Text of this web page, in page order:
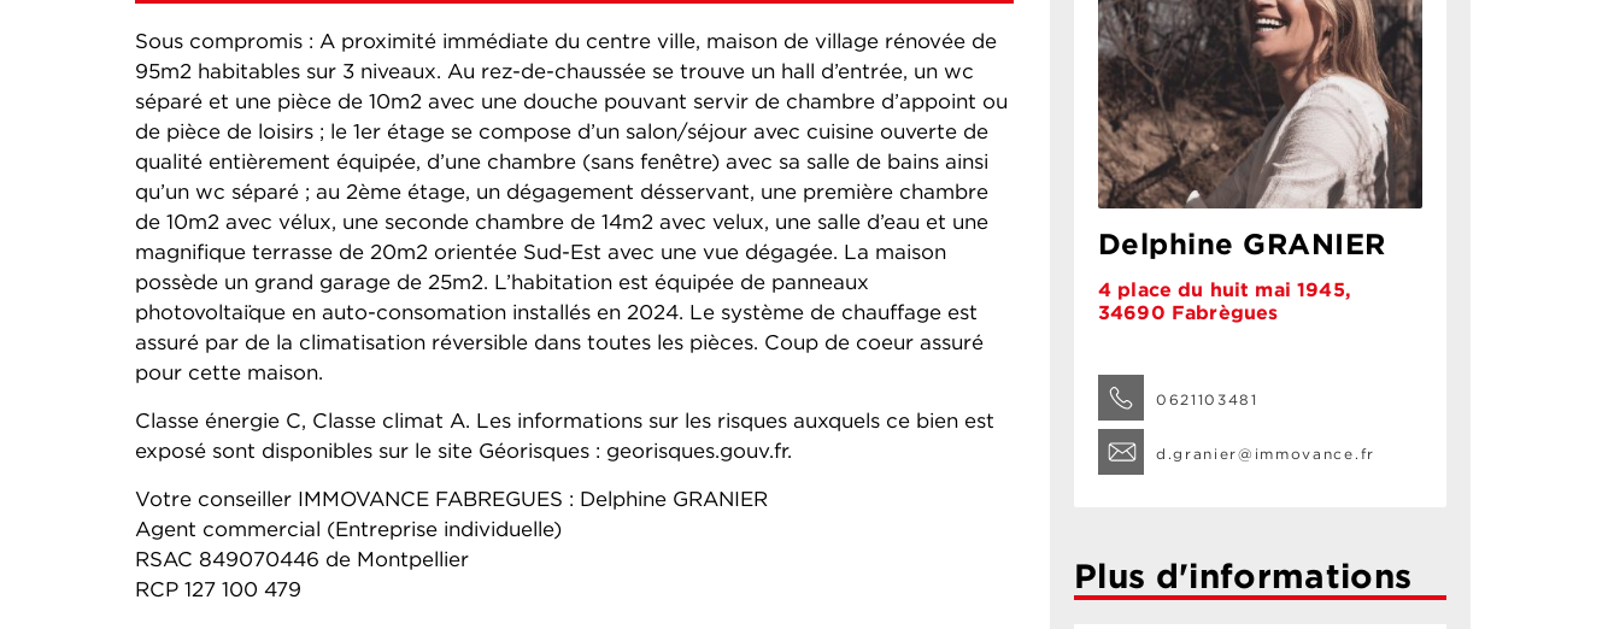
Sous compromis : A proximité immédiate du centre ville, maison de village rénovée de
95m2 habitables sur 3 niveaux. Au rez-de-chaussée se trouve un hall d’entrée, un wc
séparé et une pièce de 10m2 avec une douche pouvant servir de chambre d’appoint ou
de pièce de loisirs ; le 1er étage se compose d’un salon/séjour avec cuisine ouverte de
qualité entièrement équipée, d’une chambre (sans fenêtre) avec sa salle de bains ainsi
qu’un wc séparé ; au 2ème étage, un dégagement désservant, une première chambre
de 10m2 avec vélux, une seconde chambre de 14m2 avec velux, une salle d’eau et une
magnifique terrasse de 20m2 orientée Sud-Est avec une vue dégagée. La maison
possède un grand garage de 25m2. L’habitation est équipée de panneaux
photovoltaïque en auto-consomation installés en 2024. Le système de chauffage est
assuré par de la climatisation réversible dans toutes les pièces. Coup de coeur assuré
pour cette maison.
Classe énergie C, Classe climat A. Les informations sur les risques auxquels ce bien est
exposé sont disponibles sur le site Géorisques : georisques.gouv.fr.
Votre conseiller IMMOVANCE FABREGUES : Delphine GRANIER
Agent commercial (Entreprise individuelle)
RSAC 849070446 de Montpellier
RCP 127 100 479
Delphine GRANIER
4 place du huit mai 1945,
34690 Fabrègues
0621103481
d.granier@immovance.fr
Plus d'informations